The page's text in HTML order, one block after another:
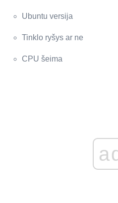
Ubuntu versija
Tinklo ryšys ar ne
CPU šeima